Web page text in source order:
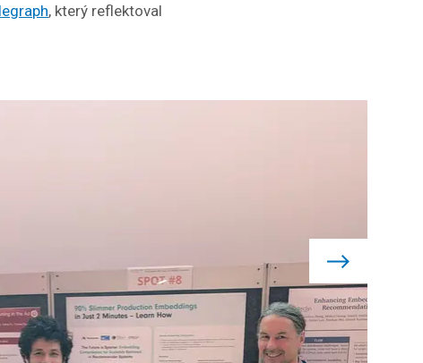
, který reflektoval